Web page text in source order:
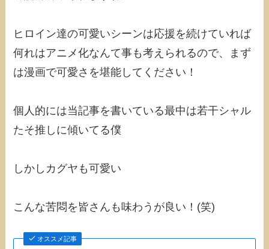
ヒロイン達の可愛いシーンは応援を続けていれば
何れはアニメ化なんて事も考えられるので、まず
は漫画で可愛さを堪能してください！
個人的には当記事を書いている最中は若干シャル
たそ推しに傾いてる僕
しかしカグヤも可愛い
こんな苦悶を皆さんも味わうが良い！(笑)
オススメ記事